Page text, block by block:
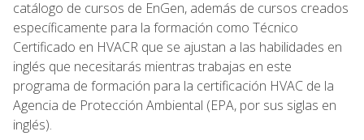
catálogo de cursos de EnGen, además de cursos creados
específicamente para la formación como Técnico
Certificado en HVACR que se ajustan a las habilidades en
inglés que necesitarás mientras trabajas en este
programa de formación para la certificación HVAC de la
Agencia de Protección Ambiental (EPA, por sus siglas en
inglés).